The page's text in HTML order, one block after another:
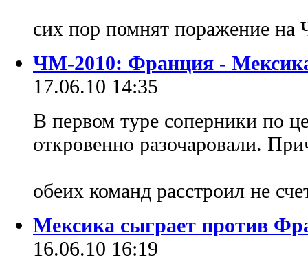
сих пор помнят поражение
ЧМ-2010: Франция -
17.06.10 14:35
В первом туре соперники по
откровенно разочаровали.
обеих команд расстроил не
Мексика сыграет против
16.06.10 16:19